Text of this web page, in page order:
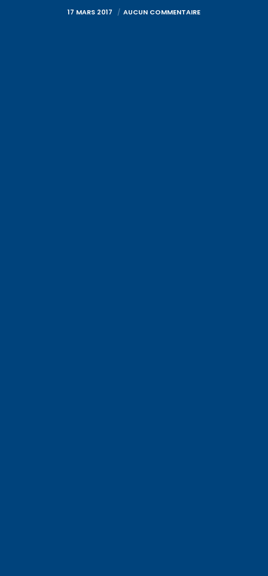
17 MARS 2017 AUCUN COMMENTAIRE